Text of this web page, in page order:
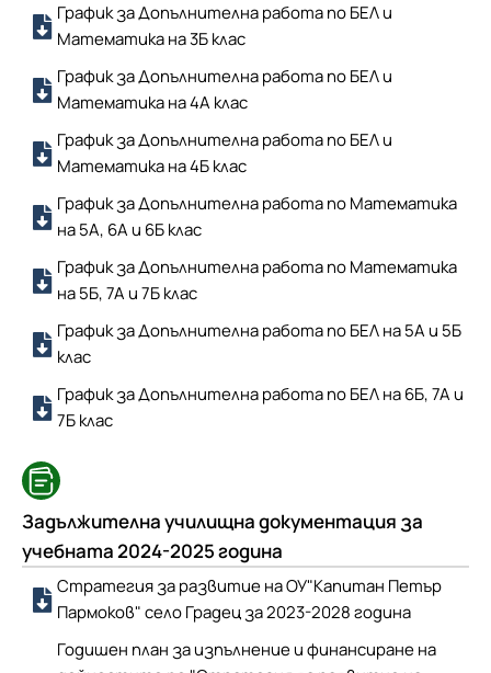
График за Допълнителна работа по БЕЛ и
Математика на 3Б клас
График за Допълнителна работа по БЕЛ и
Математика на 4А клас
График за Допълнителна работа по БЕЛ и
Математика на 4Б клас
График за Допълнителна работа по Математика
на 5А, 6А и 6Б клас
График за Допълнителна работа по Математика
на 5Б, 7А и 7Б клас
График за Допълнителна работа по БЕЛ на 5А и 5Б
клас
График за Допълнителна работа по БЕЛ на 6Б, 7А и
7Б клас
Задължителна училищна документация за
учебната 2024-2025 година
Стратегия за развитие на ОУ"Капитан Петър
Пармоков" село Градец за 2023-2028 година
Годишен план за изпълнение и финансиране на